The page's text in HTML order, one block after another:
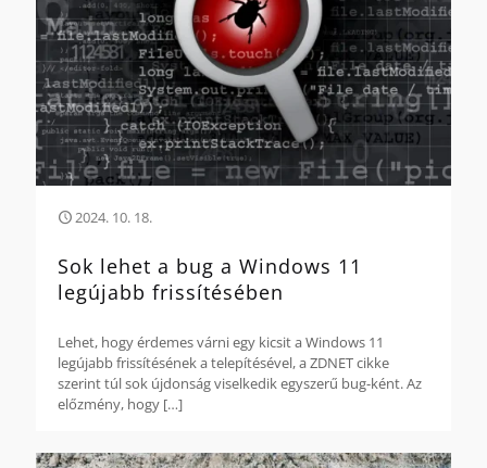
2024. 10. 18.
Sok lehet a bug a Windows 11
legújabb frissítésében
Lehet, hogy érdemes várni egy kicsit a Windows 11
legújabb frissítésének a telepítésével, a ZDNET cikke
szerint túl sok újdonság viselkedik egyszerű bug-ként. Az
előzmény, hogy […]